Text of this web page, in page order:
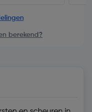
berekend?